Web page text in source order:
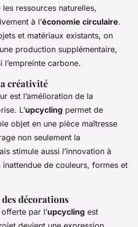
ressources naturelles,
à l’économie circulaire.
et matériaux existants, on
production supplémentaire,
l’empreinte carbone.
créativité
est l’amélioration de la
L’upcycling permet de
objet en une pièce maîtresse
non seulement la
stimule aussi l’innovation à
inattendue de couleurs, formes et
décorations
par l’upcycling est